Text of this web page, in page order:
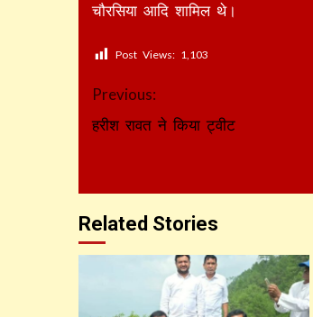
चौरसिया आदि शामिल थे।
Post Views: 1,103
Continue
Reading
Previous:
हरीश रावत ने किया ट्वीट
Related Stories